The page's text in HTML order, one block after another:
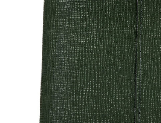
CAPTAIN STAG
UNITED COLORS OF BENETTON
Coloregalo
Rubacuori
SHAUTLANT